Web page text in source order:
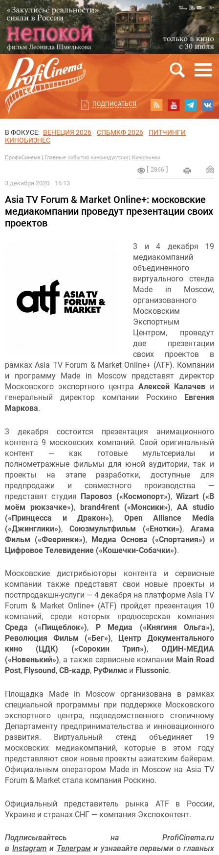
ПОДПИСАТЬСЯ
В ФОКУСЕ: ВЕНЕЦИЯ 2026 СПБМКФ 2026
ПИТЧИНГИ
КИНОБИЗНЕС
ПрофиСинема Главные события киноиндустрии Кинорынки
2866
3 декабря 2020 16:13
Asia TV Forum & Market Online+: московские
медиакомпании проведут презентации своих
проектов
3 и 4 декабря 19
медиакомпаний
объединенного
виртуального стенда
Made in Moscow,
организованного
Московским
Экспортным
Центром, проведут
две презентации
своих проектов в
рамках Asia TV Forum & Market Online+ (ATF). Компании
и программу Made in Moscow представят директор
Московского экспортного центра Алексей Калачев и
генеральный директор компании Роскино
Евгения
Маркова.
3 декабря состоится презентация анимационного
контента 9 московских компаний. Свой оригинальный
контент — как готовые мультсериалы и
полнометражные фильмы для юной аудитории, так и
проекты на этапе разработки, доступные для
предпродажи и совместного производства —
представят студия Паровоз («Космопорт»), Wizart («В
моём рюкзачке»), brand4rent («Монсики»), AA studio
(«Принцесса и Дракон»), Open Alliance Media
(«Джинглики»), Союзмультфильм («Енотки»), Агама
Фильм («Фееринки»), Медиа Основа («Спортания») и
Цифровое Телевидение («Кошечки-Собачки»).
Московские дистрибьюторы контента и сервисные
компании также представят свои новые проекты и
постпродакшн-услуги — 4 декабря на платформе Asia TV
Forum & Market Online+ (ATF) пройдет презентация 10
компаний, среди которых продюсерская компания
Среда («Пищеблок»), Р Медиа («Княгиня Ольга»),
Революция Фильм («Бег»),
Центр Документального
кино (ЦДК) («Сорокин Трип»), ОДИН-МЕДИА
(«Новенький»), а также сервисные компании Main Road
Post, Flysound , СВ-кадр, РуФилмс и Flussonic.
Площадка Made in Moscow организована в рамках
специальной программы при поддержке Московского
экспортного центра, подведомственного столичному
Департаменту предпринимательства и инновационного
развития. Виртуальный стенд объединяет 19
московских медиакомпаний, которые в этом году
представляют свои новые проекты азиатским байерам.
Официальным оператором Made in Moscow на Asia TV
Forum & Market стала компания Роскино.
Официальный представитель рынка ATF в России,
Украине и странах СНГ — компания Экспоконтент.
Подписывайтесь на ProfiCinema.ru
в Instagram и Телеграм и узнавайте первыми о главных